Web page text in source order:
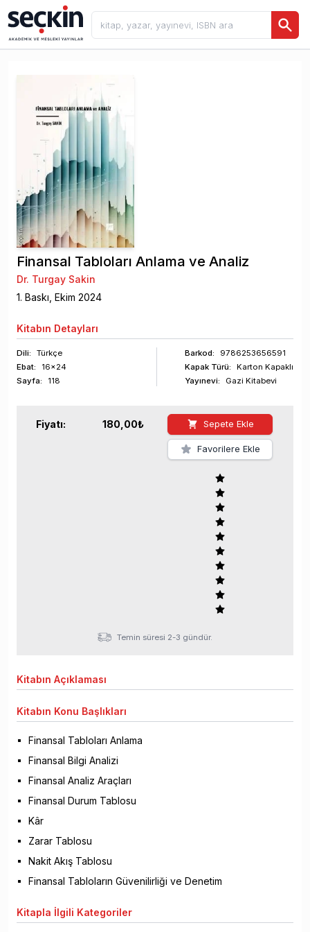
Finansal Tabloları Anlama ve Analiz
Dr. Turgay Sakin
1. Baskı, Ekim 2024
Kitabın Detayları
Dili:
Türkçe
Ebat:
16x24
Sayfa: 118
Barkod:
9786253656591
Kapak Türü:
Karton Kapaklı
Yayınevi:
Gazi Kitabevi
Fiyatı: 180,00₺ Sepete Ekle
Favorilere Ekle
Temin süresi 2-3 gündür.
Kitabın Açıklaması
Kitabın Konu Başlıkları
Finansal Tabloları Anlama
Finansal Bilgi Analizi
Finansal Analiz Araçları
Finansal Durum Tablosu
Kâr
Zarar Tablosu
Nakit Akış Tablosu
Finansal Tabloların Güvenilirliği ve Denetim
Kitapla İlgili Kategoriler